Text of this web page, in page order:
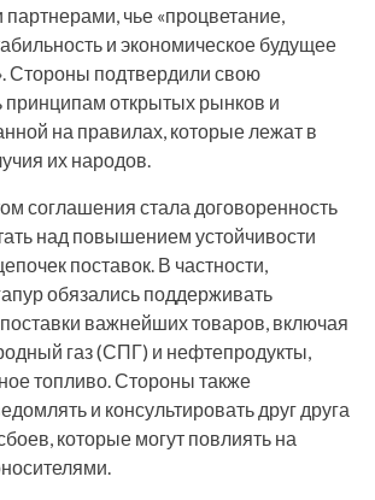
партнерами, чье «процветание,
и экономическое будущее
Стороны подтвердили свою
принципам открытых рынков и
на правилах, которые лежат в
их народов.
соглашения стала договоренность
над повышением устойчивости
поставок. В частности,
обязались поддерживать
важнейших товаров, включая
газ (СПГ) и нефтепродукты,
топливо. Стороны также
и консультировать друг друга
которые могут повлиять на